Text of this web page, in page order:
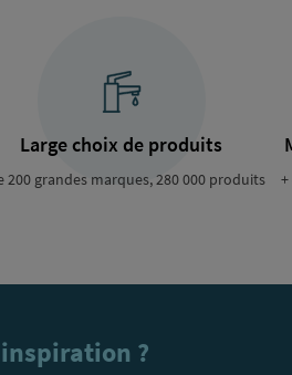
Large choix de produits
200 grandes marques, 280 000 produits
?